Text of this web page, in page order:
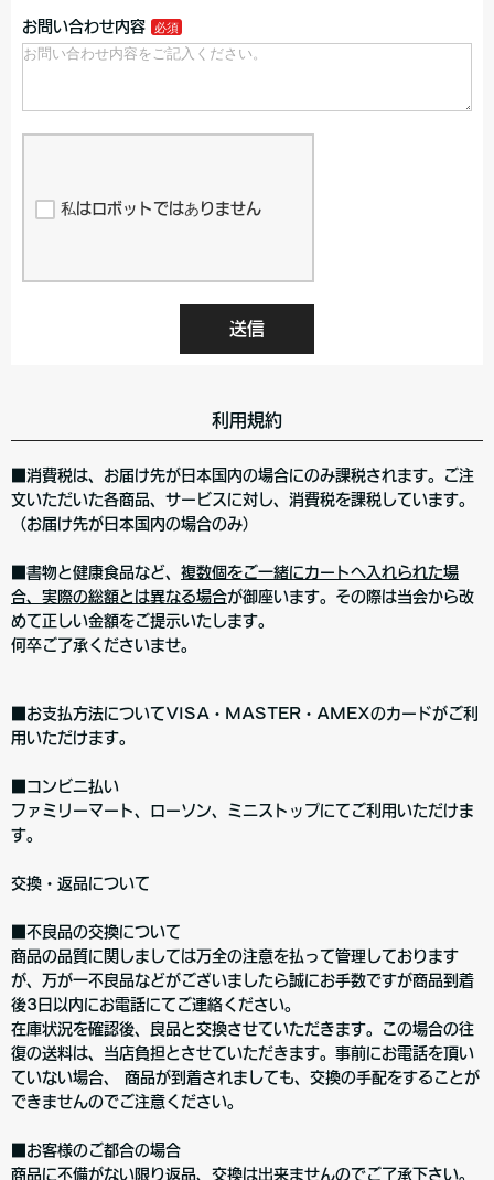
お問い合わせ内容
私はロボットではありません
送信
利用規約
■消費税は、お届け先が日本国内の場合にのみ課税されます。ご注
文いただいた各商品、サービスに対し、消費税を課税しています。
（お届け先が日本国内の場合のみ）
■書物と健康食品など、 複数個をご一緒にカートへ入れられた場
合、実際の総額とは異なる場合が御座います。その際は当会から改
めて正しい金額をご提示いたします。
何卒ご了承くださいませ。
■お支払方法についてVISA・MASTER・AMEXのカードがご利
用いただけます。
■コンビニ払い
ファミリーマート、ローソン、ミニストップにてご利用いただけま
す。
交換・返品について
■不良品の交換について
商品の品質に関しましては万全の注意を払って管理しております
が、万が一不良品などがございましたら誠にお手数ですが商品到着
後3日以内にお電話にてご連絡ください。
在庫状況を確認後、良品と交換させていただきます。この場合の往
復の送料は、当店負担とさせていただきます。事前にお電話を頂い
ていない場合、 商品が到着されましても、交換の手配をすることが
できませんのでご注意ください。
■お客様のご都合の場合
商品に不備がない限り返品、交換は出来ませんのでご了承下さい。